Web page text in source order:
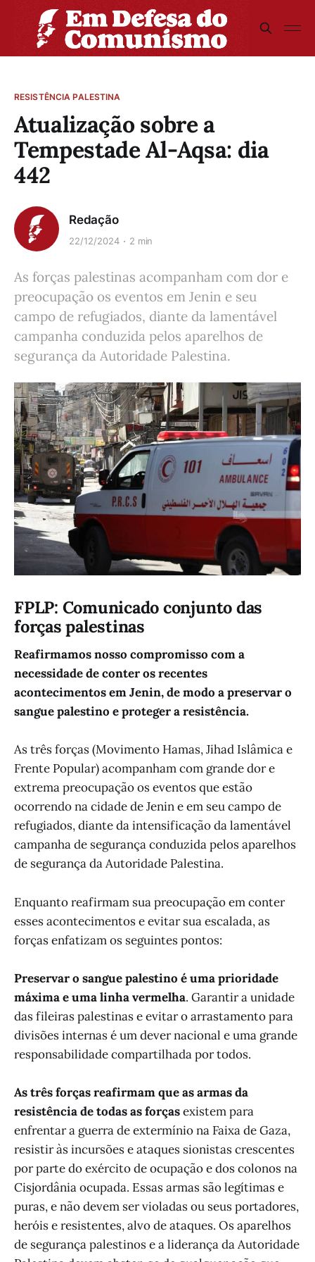
RESISTÊNCIA PALESTINA
Atualização sobre a
Tempestade Al-Aqsa: dia
442
Redação
22/12/2024 2 min
As forças palestinas acompanham com dor e
preocupação os eventos em Jenin e seu
campo de refugiados, diante da lamentável
campanha conduzida pelos aparelhos de
segurança da Autoridade Palestina.
FPLP: Comunicado conjunto das
forças palestinas
Reafirmamos nosso compromisso com a
necessidade de conter os recentes
acontecimentos em Jenin, de modo a preservar o
sangue palestino e proteger a resistência.
As três forças (Movimento Hamas, Jihad Islâmica e
Frente Popular) acompanham com grande dor e
extrema preocupação os eventos que estão
ocorrendo na cidade de Jenin e em seu campo de
refugiados, diante da intensificação da lamentável
campanha de segurança conduzida pelos aparelhos
de segurança da Autoridade Palestina.
Enquanto reafirmam sua preocupação em conter
esses acontecimentos e evitar sua escalada, as
forças enfatizam os seguintes pontos:
Preservar o sangue palestino é uma prioridade
máxima e uma linha vermelha. Garantir a unidade
das fileiras palestinas e evitar o arrastamento para
divisões internas é um dever nacional e uma grande
responsabilidade compartilhada por todos.
As três forças reafirmam que as armas da
resistência de todas as forçasexistem para
enfrentar a guerra de extermínio na Faixa de Gaza,
resistir às incursões e ataques sionistas crescentes
por parte do exército de ocupação e dos colonos na
Cisjordânia ocupada. Essas armas são legítimas e
puras, e não devem ser violadas ou seus portadores,
heróis e resistentes, alvo de ataques. Os aparelhos
de segurança palestinos e a liderança da Autoridade